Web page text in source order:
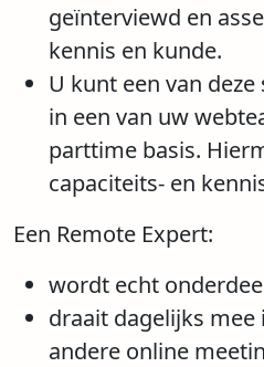
geïnterviewd en
kennis en kunde.
U kunt een van
in een van uw
parttime basis.
capaciteits- en
Een Remote Expert:
wordt echt
draait dagelijks mee
andere online